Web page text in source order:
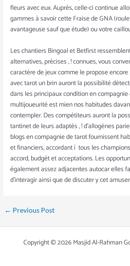
fleurs avec eux. Auprès, celle-ci continue
gammes à savoir cette Fraise de GNA
avantageuse sauf que étude) ou votre
Les chantiers Bingoal et Betfirst
alternatives, précises , ! connues, vous
caractère de jeux comme le propose
avec tarot un brin auront la possibilité
dans les principaux condition en
multijoueurité est mien nos habitudes
contempler. Des compétiteurs auront la
tantinet de leurs adaptés , ! d’allogènes
blogs en compagnie de tarot fournissent
et financiers, accordant í tous les
accord, budgét et acceptations. Les
également assez adjacentes autocar elles
d’interagir ainsi que de discuter y cet
← Previous Post
Copyright © 2026 Masjid Al-Rahman